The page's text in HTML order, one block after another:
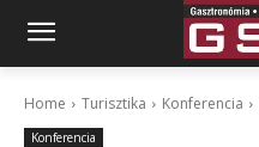
Home Turisztika Konferencia
Konferencia